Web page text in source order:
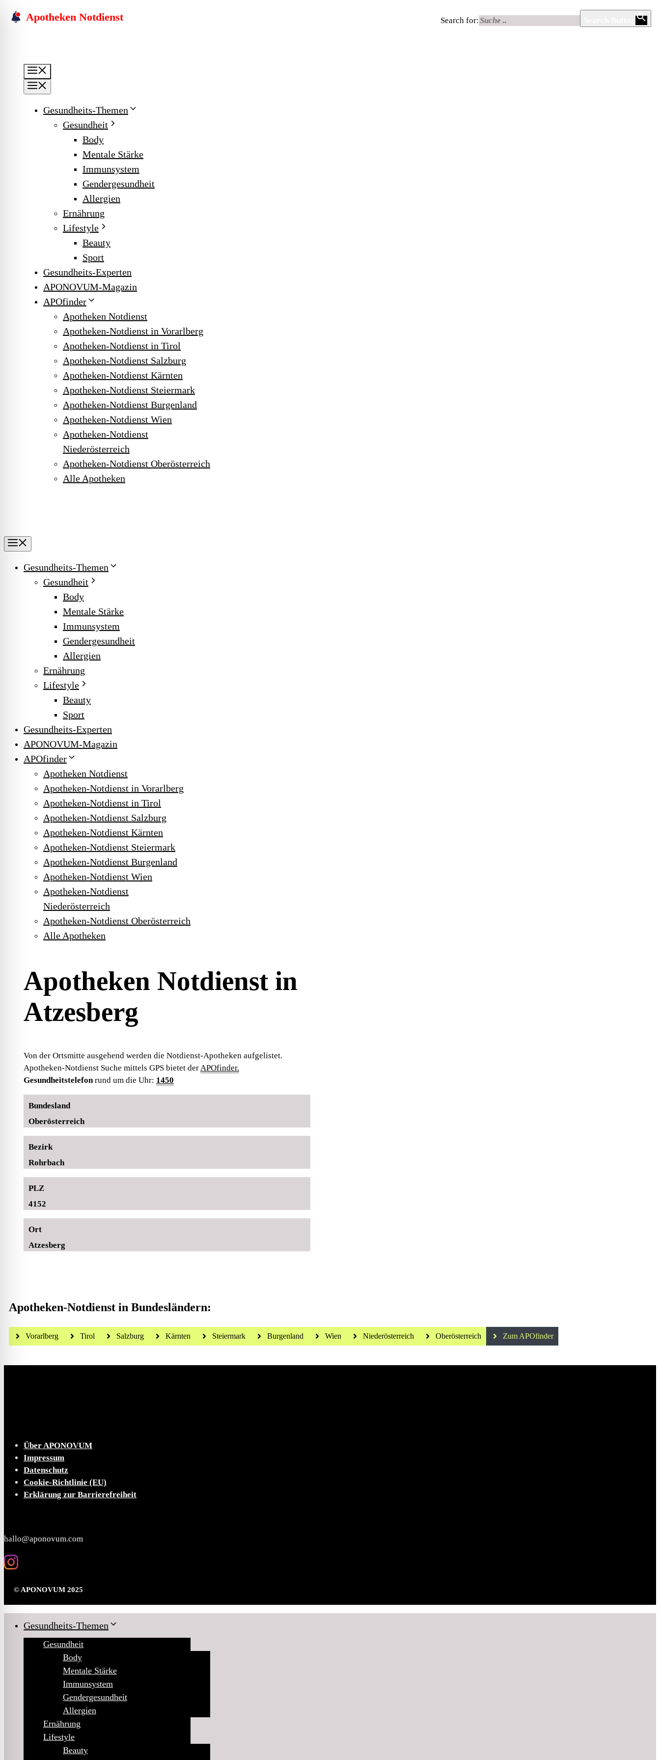
Skip
Apotheken Notdienst Search for:
Gesundheits-Themen
Gesundheit
Body
Mentale Stärke
Immunsystem
Gendergesundheit
Allergien
Ernährung
Lifestyle
Beauty
Sport
Gesundheits-Experten
APONOVUM-Magazin
APOfinder
Apotheken Notdienst
Apotheken-Notdienst in Vorarlberg
Apotheken-Notdienst in Tirol
Apotheken-Notdienst Salzburg
Apotheken-Notdienst Kärnten
Apotheken-Notdienst Steiermark
Apotheken-Notdienst Burgenland
Apotheken-Notdienst Wien
Apotheken-Notdienst
Niederösterreich
Apotheken-Notdienst Oberösterreich
Alle Apotheken
Gesundheits-Themen
Gesundheit
Body
Mentale Stärke
Immunsystem
Gendergesundheit
Allergien
Ernährung
Lifestyle
Beauty
Sport
Gesundheits-Experten
APONOVUM-Magazin
APOfinder
Apotheken Notdienst
Apotheken-Notdienst in Vorarlberg
Apotheken-Notdienst in Tirol
Apotheken-Notdienst Salzburg
Apotheken-Notdienst Kärnten
Apotheken-Notdienst Steiermark
Apotheken-Notdienst Burgenland
Apotheken-Notdienst Wien
Apotheken-Notdienst
Niederösterreich
Apotheken-Notdienst Oberösterreich
Alle Apotheken
Apotheken Notdienst in
Atzesberg
Von der Ortsmitte ausgehend werden die Notdienst-Apotheken aufgelistet.
Apotheken-Notdienst Suche mittels GPS bietet derAPOfinder.
Gesundheitstelefonrund um die Uhr: 1450
Bundesland
Oberösterreich
Bezirk
Rohrbach
PLZ
4152
Ort
Atzesberg
Apotheken-Notdienst in Bundesländern:
Vorarlberg Tirol Salzburg Kärnten Steiermark Burgenland Wien Niederösterreich Oberösterreich Zum APOfinder
Über APONOVUM
Impressum
Datenschutz
Cookie-Richtlinie (EU)
Erklärung zur Barrierefreiheit
hallo@aponovum.com
© APONOVUM 2025
Gesundheits-Themen
Gesundheit
Body
Mentale Stärke
Immunsystem
Gendergesundheit
Allergien
Ernährung
Lifestyle
Beauty